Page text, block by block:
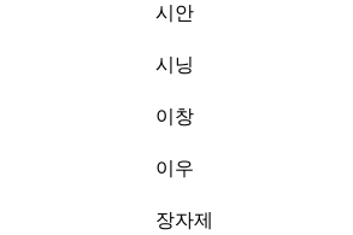
시안
시닝
이창
이우
장자제